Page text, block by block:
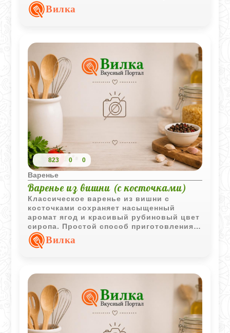
яркость вкуса и сбалансировать
сладость.
Вилка
823 0 0
Варенье
Варенье из вишни (с косточками)
Классическое варенье из вишни с
косточками сохраняет насыщенный
аромат ягод и красивый рубиновый цвет
сиропа. Простой способ приготовления
позволяет получить яркую домашнюю
заготовку.
Вилка